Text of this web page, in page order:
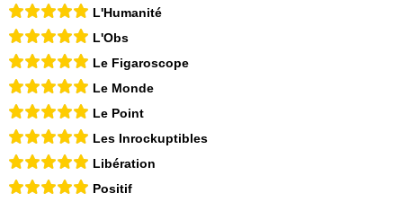
L'Humanité
L'Obs
Le Figaroscope
Le Monde
Le Point
Les Inrockuptibles
Libération
Positif